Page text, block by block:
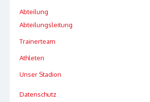
Abteilung
Abteilungsleitung
Trainerteam
Athleten
Unser Stadion
Datenschutz